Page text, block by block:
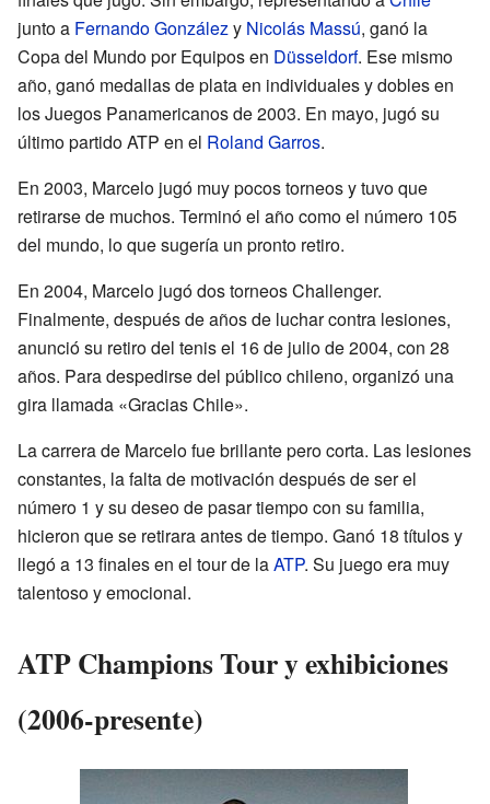
junto a Fernando Gonzálezy Nicolás Massú, ganó la
Copa del Mundo por Equipos en Düsseldorf. Ese mismo
año, ganó medallas de plata en individuales y dobles en
los Juegos Panamericanos de 2003. En mayo, jugó su
último partido ATP en el Roland Garros.
En 2003, Marcelo jugó muy pocos torneos y tuvo que
retirarse de muchos. Terminó el año como el número 105
del mundo, lo que sugería un pronto retiro.
En 2004, Marcelo jugó dos torneos Challenger.
Finalmente, después de años de luchar contra lesiones,
anunció su retiro del tenis el 16 de julio de 2004, con 28
años. Para despedirse del público chileno, organizó una
gira llamada «Gracias Chile».
La carrera de Marcelo fue brillante pero corta. Las lesiones
constantes, la falta de motivación después de ser el
número 1 y su deseo de pasar tiempo con su familia,
hicieron que se retirara antes de tiempo. Ganó 18 títulos y
llegó a 13 finales en el tour de laATP. Su juego era muy
talentoso y emocional.
ATP Champions Tour y exhibiciones
(2006-presente)